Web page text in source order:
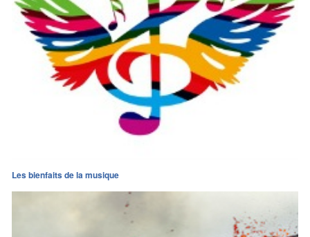
Les bienfaits de la musique